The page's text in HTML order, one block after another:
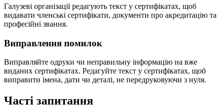
Галузеві організації редагують текст у сертифікатах, щоб
видавати членські сертифікати, документи про акредитацію та
професійні звання.
Виправлення помилок
Виправляйте одруки чи неправильну інформацію на вже
виданих сертифікатах. Редагуйте текст у сертифікатах, щоб
виправити імена, дати чи деталі, не передруковуючи з нуля.
Часті запитання